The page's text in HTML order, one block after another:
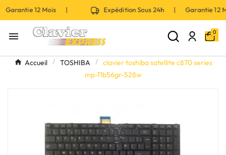
12 Mois | Expédition Sous 24h | Garantie
 0
Accueil TOSHIBA
clavier toshiba satellite c870 series
mp-11b56gr-528w